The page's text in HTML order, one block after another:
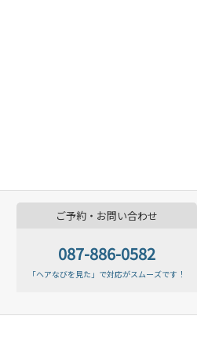
ご予約・お問い合わせ
087-886-0582
「ヘアなびを見た」で対応がスムーズです！